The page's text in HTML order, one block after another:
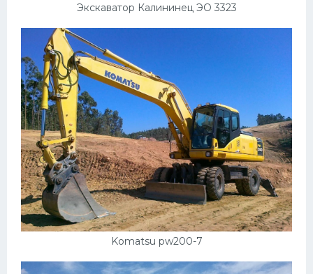
Экскаватор Калининец ЭО 3323
Komatsu pw200-7